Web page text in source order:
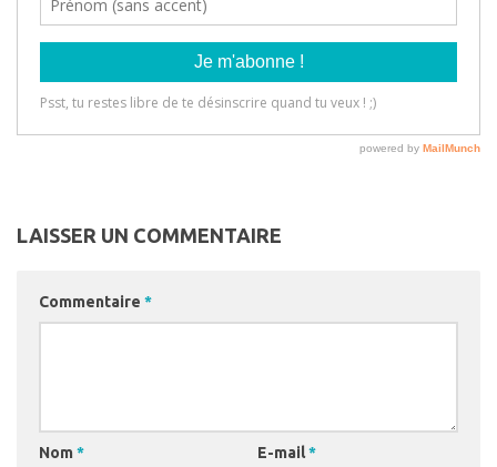
LAISSER UN COMMENTAIRE
Commentaire *
Nom * E-mail*